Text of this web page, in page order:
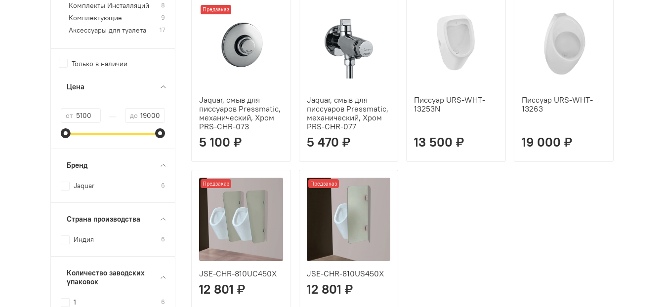
Предзаказ
Jaquar, смыв для
писсуаров Pressmatic,
механический, Хром
PRS-CHR-073
5 100 ₽
Jaquar, смыв для
писсуаров Pressmatic,
механический, Хром
PRS-CHR-077
5 470 ₽
Писсуар URS-WHT-
13253N
13 500 ₽
Писсуар URS-WHT-
13263
19 000 ₽
Предзаказ
JSE-CHR-810UC450X
12 801 ₽
Предзаказ
JSE-CHR-810US450X
12 801 ₽
Комплекты Инсталляций 8
Комплектующие 9
Аксессуары для туалета 17
Только в наличии
Цена
от до
Бренд
Jaquar 6
Страна производства
Индия 6
Количество заводских
упаковок
1 6